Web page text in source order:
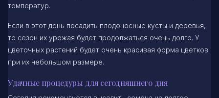
температур.
Если в этот день посадить плодоносные кусты и деревья,
то сезон их урожая будет продолжаться очень долго. У
цветочных растений будет очень красивая форма цветков
при их небольшом размере.
Удачные процедуры для сегодняшнего дня